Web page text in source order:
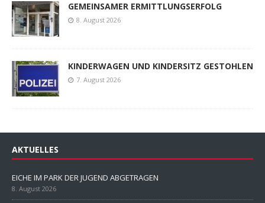
GEMEINSAMER ERMITTLUNGSERFOLG
8. August 2026
KINDERWAGEN UND KINDERSITZ GESTOHLEN
7. August 2026
AKTUELLES
EICHE IM PARK DER JUGEND ABGETRAGEN
8. August 2026